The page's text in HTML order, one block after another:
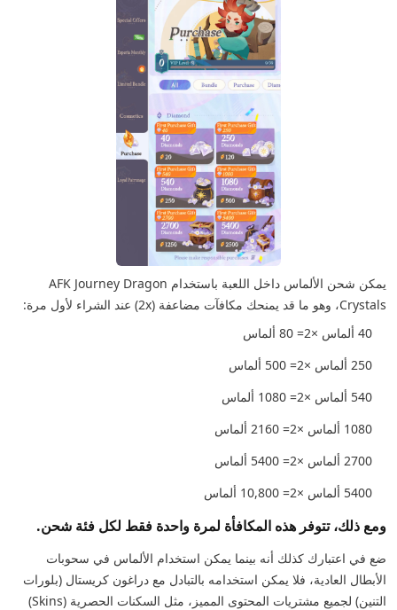
يمكن شحن الألماس داخل اللعبة باستخدام AFK Journey Dragon
Crystals، وهو ما قد يمنحك مكافآت مضاعفة (2x) عند الشراء لأول مرة:
40 ألماس ×2= 80 ألماس
250 ألماس ×2= 500 ألماس
540 ألماس ×2= 1080 ألماس
1080 ألماس ×2= 2160 ألماس
2700 ألماس ×2= 5400 ألماس
5400 ألماس ×2= 10,800 ألماس
ومع ذلك، تتوفر هذه المكافأة لمرة واحدة فقط لكل فئة شحن.
ضع في اعتبارك كذلك أنه بينما يمكن استخدام الألماس في سحوبات
الأبطال العادية، فلا يمكن استخدامه بالتبادل مع دراغون كريستال (بلورات
التنين) لجميع مشتريات المحتوى المميز، مثل السكنات الحصرية (Skins)